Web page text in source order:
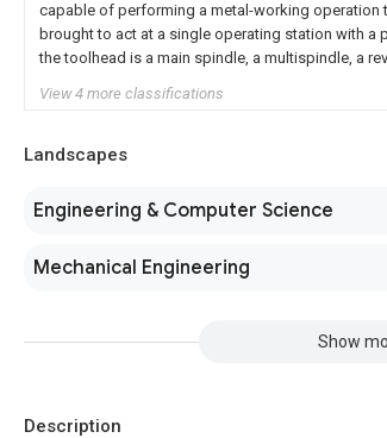
capable of performing a metal-working
brought to act at a single operating station with
the toolhead is a main spindle, a multispindle, a
View 4 more classifications
Landscapes
Engineering & Computer Science
Mechanical Engineering
Show
Description